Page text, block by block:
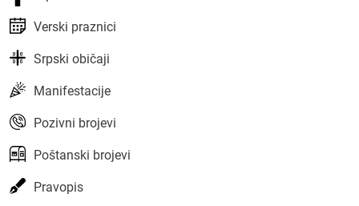
Verski praznici
Srpski običaji
Manifestacije
Pozivni brojevi
Poštanski brojevi
Pravopis